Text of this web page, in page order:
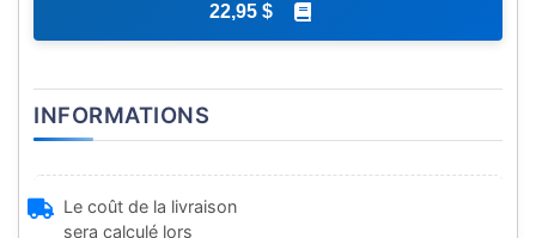
22,95 $
INFORMATIONS
Le coût de la livraison
sera calculé lors